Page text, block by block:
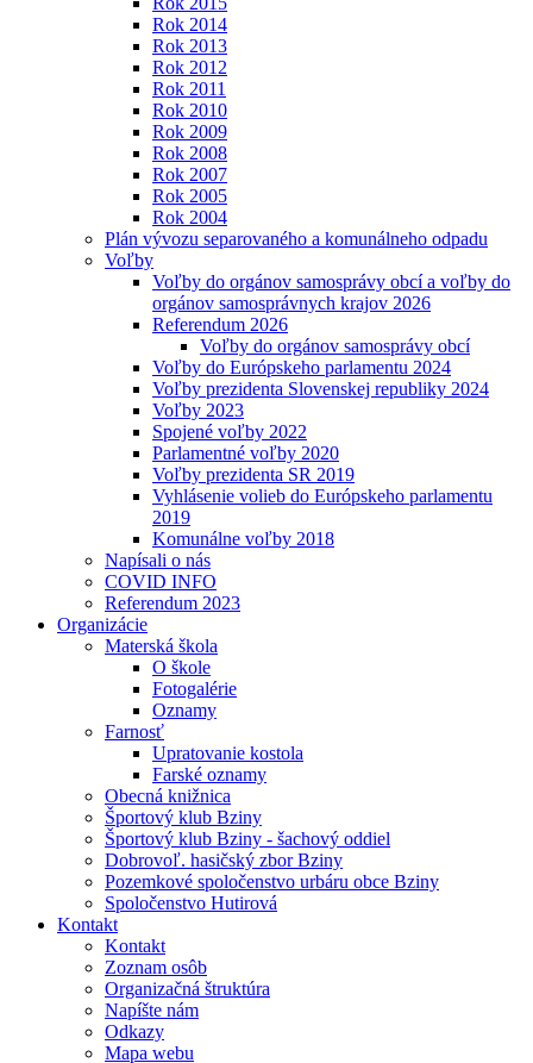
Rok 2014
Rok 2013
Rok 2012
Rok 2011
Rok 2010
Rok 2009
Rok 2008
Rok 2007
Rok 2005
Rok 2004
Plán vývozu separovaného a komunálneho odpadu
Voľby
Voľby do orgánov samosprávy obcí a voľby do
orgánov samosprávnych krajov 2026
Referendum 2026
Voľby do orgánov samosprávy obcí
Voľby do Európskeho parlamentu 2024
Voľby prezidenta Slovenskej republiky 2024
Voľby 2023
Spojené voľby 2022
Parlamentné voľby 2020
Voľby prezidenta SR 2019
Vyhlásenie volieb do Európskeho parlamentu
2019
Komunálne voľby 2018
Napísali o nás
COVID INFO
Referendum 2023
Organizácie
Materská škola
O škole
Fotogalérie
Oznamy
Farnosť
Upratovanie kostola
Farské oznamy
Obecná knižnica
Športový klub Bziny
Športový klub Bziny - šachový oddiel
Dobrovoľ. hasičský zbor Bziny
Pozemkové spoločenstvo urbáru obce Bziny
Spoločenstvo Hutirová
Kontakt
Kontakt
Zoznam osôb
Organizačná štruktúra
Napíšte nám
Odkazy
Mapa webu